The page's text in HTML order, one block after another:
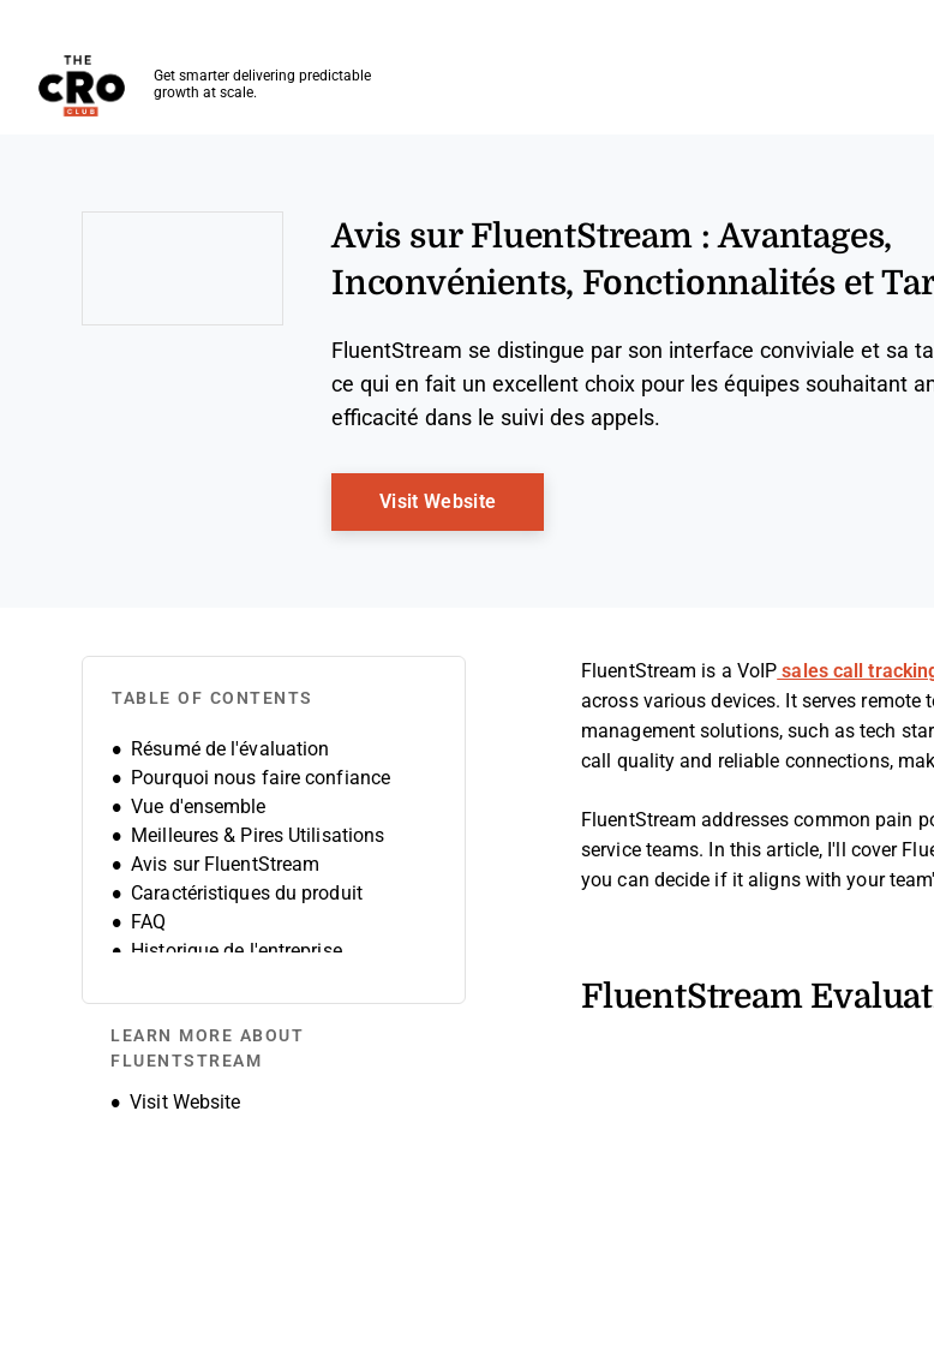
Get smarter delivering predictable
growth at scale.
Avis sur FluentStream : Avantages,
Inconvénients, Fonctionnalités et
FluentStream se distingue par son interface conviviale et sa
ce qui en fait un excellent choix pour les équipes souhaitant
efficacité dans le suivi des appels.
Visit WebsiteOpens New Window
TABLE OF CONTENTS
Résumé de l'évaluation
Pourquoi nous faire confiance
Vue d'ensemble
Meilleures & Pires Utilisations
Avis sur FluentStream
Caractéristiques du produit
FAQ
Historique de l'entreprise
LEARN MORE ABOUT
FLUENTSTREAM
Visit Website
Opens new window
FluentStream is a VoIP sales call
across various devices. It serves remote
management solutions, such as tech
call quality and reliable connections,
FluentStream addresses common pain
service teams. In this article, I'll cover
you can decide if it aligns with your
FluentStream